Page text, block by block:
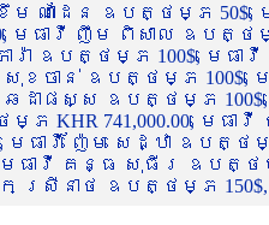
ម ណាដែន ឧបត្ថម្ភ 50$,
មេធាវី ញឹម ពិសាល ឧបត្ថ
ារ៉ា ឧបត្ថម្ភ 100$, មេ
សុខចាន់ ឧបត្ថម្ភ
ឆដាផស្ស ឧបត្ថម្ភ
ភ KHR 741,000.00, មេ
ធាវី ញ៉ែម សេដ្ឋា ឧបត្ថ
ាវី គន្ធ សុធីរ ឧបត្ថម្ភ
ក ស្រីនាថ ឧបត្ថម្ភ 150$,